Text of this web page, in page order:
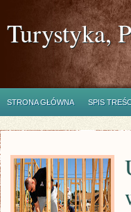
Turystyka,
STRONA GŁÓWNA SPIS